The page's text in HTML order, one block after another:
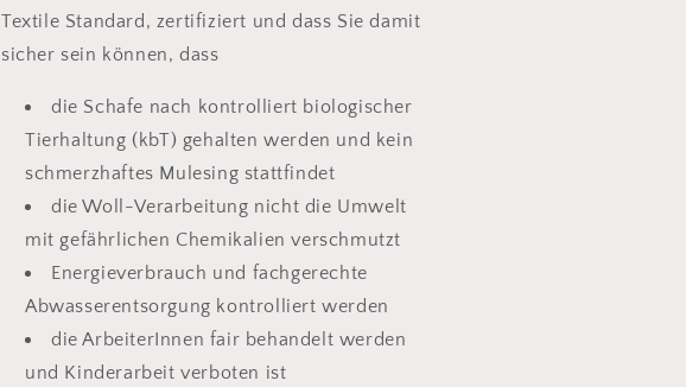
Textile Standard, zertifiziert und dass Sie damit
sicher sein können, dass
die Schafe nach kontrolliert biologischer
Tierhaltung (kbT) gehalten werden und kein
schmerzhaftes Mulesing stattfindet
die Woll-Verarbeitung nicht die Umwelt
mit gefährlichen Chemikalien verschmutzt
Energieverbrauch und fachgerechte
Abwasserentsorgung kontrolliert werden
die ArbeiterInnen fair behandelt werden
und Kinderarbeit verboten ist